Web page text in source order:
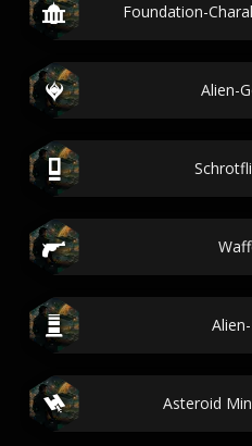
Foundation-
Alien-
Asteroid